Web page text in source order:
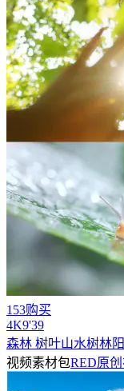
153购买
4K9'39
森林 树叶山水树林
视频素材包RED原